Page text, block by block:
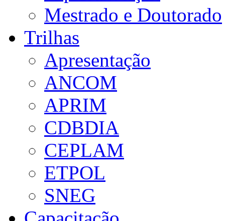
Mestrado e Doutorado
Trilhas
Apresentação
ANCOM
APRIM
CDBDIA
CEPLAM
ETPOL
SNEG